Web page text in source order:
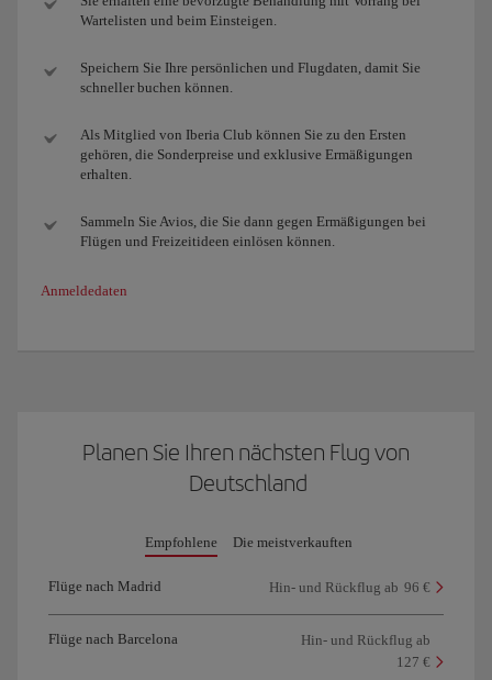
Wartelisten und beim Einsteigen.
Speichern Sie Ihre persönlichen und Flugdaten, damit Sie
schneller buchen können.
Als Mitglied von Iberia Club können Sie zu den Ersten
gehören, die Sonderpreise und exklusive Ermäßigungen
erhalten.
Sammeln Sie Avios, die Sie dann gegen Ermäßigungen bei
Flügen und Freizeitideen einlösen können.
Anmeldedaten
Planen Sie Ihren nächsten Flug von
Deutschland
Empfohlene Die meistverkauften
Flüge nach Madrid Hin- und Rückflug ab 96 €
Flüge nach Barcelona
Hin- und Rückflug ab
127 €